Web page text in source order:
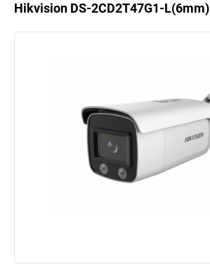
Hikvision DS-2CD2T47G1-L(6mm)